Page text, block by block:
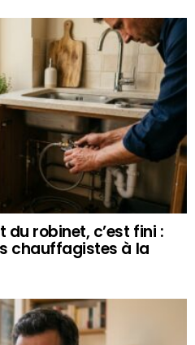
du robinet, c’est fini :
chauffagistes à la